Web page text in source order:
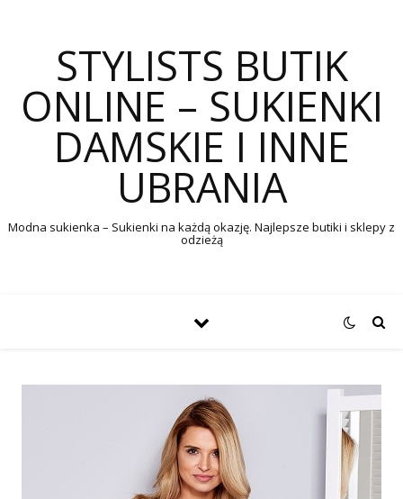
STYLISTS BUTIK
ONLINE – SUKIENKI
DAMSKIE I INNE
UBRANIA
Modna sukienka – Sukienki na każdą okazję. Najlepsze butiki i sklepy z
odzieżą